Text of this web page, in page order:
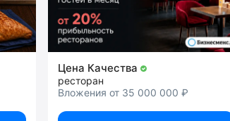
Цена Качества
ресторан
Вложения от 35 000 000 ₽